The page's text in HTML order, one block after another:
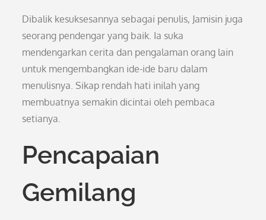
Dibalik kesuksesannya sebagai penulis, Jamisin juga
seorang pendengar yang baik. Ia suka
mendengarkan cerita dan pengalaman orang lain
untuk mengembangkan ide-ide baru dalam
menulisnya. Sikap rendah hati inilah yang
membuatnya semakin dicintai oleh pembaca
setianya.
Pencapaian
Gemilang